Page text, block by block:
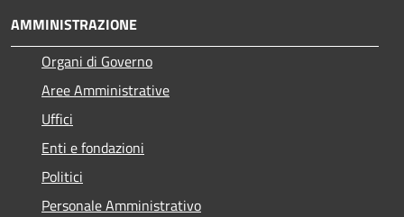
AMMINISTRAZIONE
Organi di Governo
Aree Amministrative
Uffici
Enti e fondazioni
Politici
Personale Amministrativo